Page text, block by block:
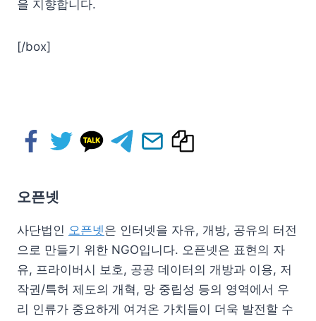
을 지향합니다.
[/box]
오픈넷
사단법인 오픈넷은 인터넷을 자유, 개방, 공유의 터전
으로 만들기 위한 NGO입니다. 오픈넷은 표현의 자
유, 프라이버시 보호, 공공 데이터의 개방과 이용, 저
작권/특허 제도의 개혁, 망 중립성 등의 영역에서 우
리 인류가 중요하게 여겨온 가치들이 더욱 발전할 수